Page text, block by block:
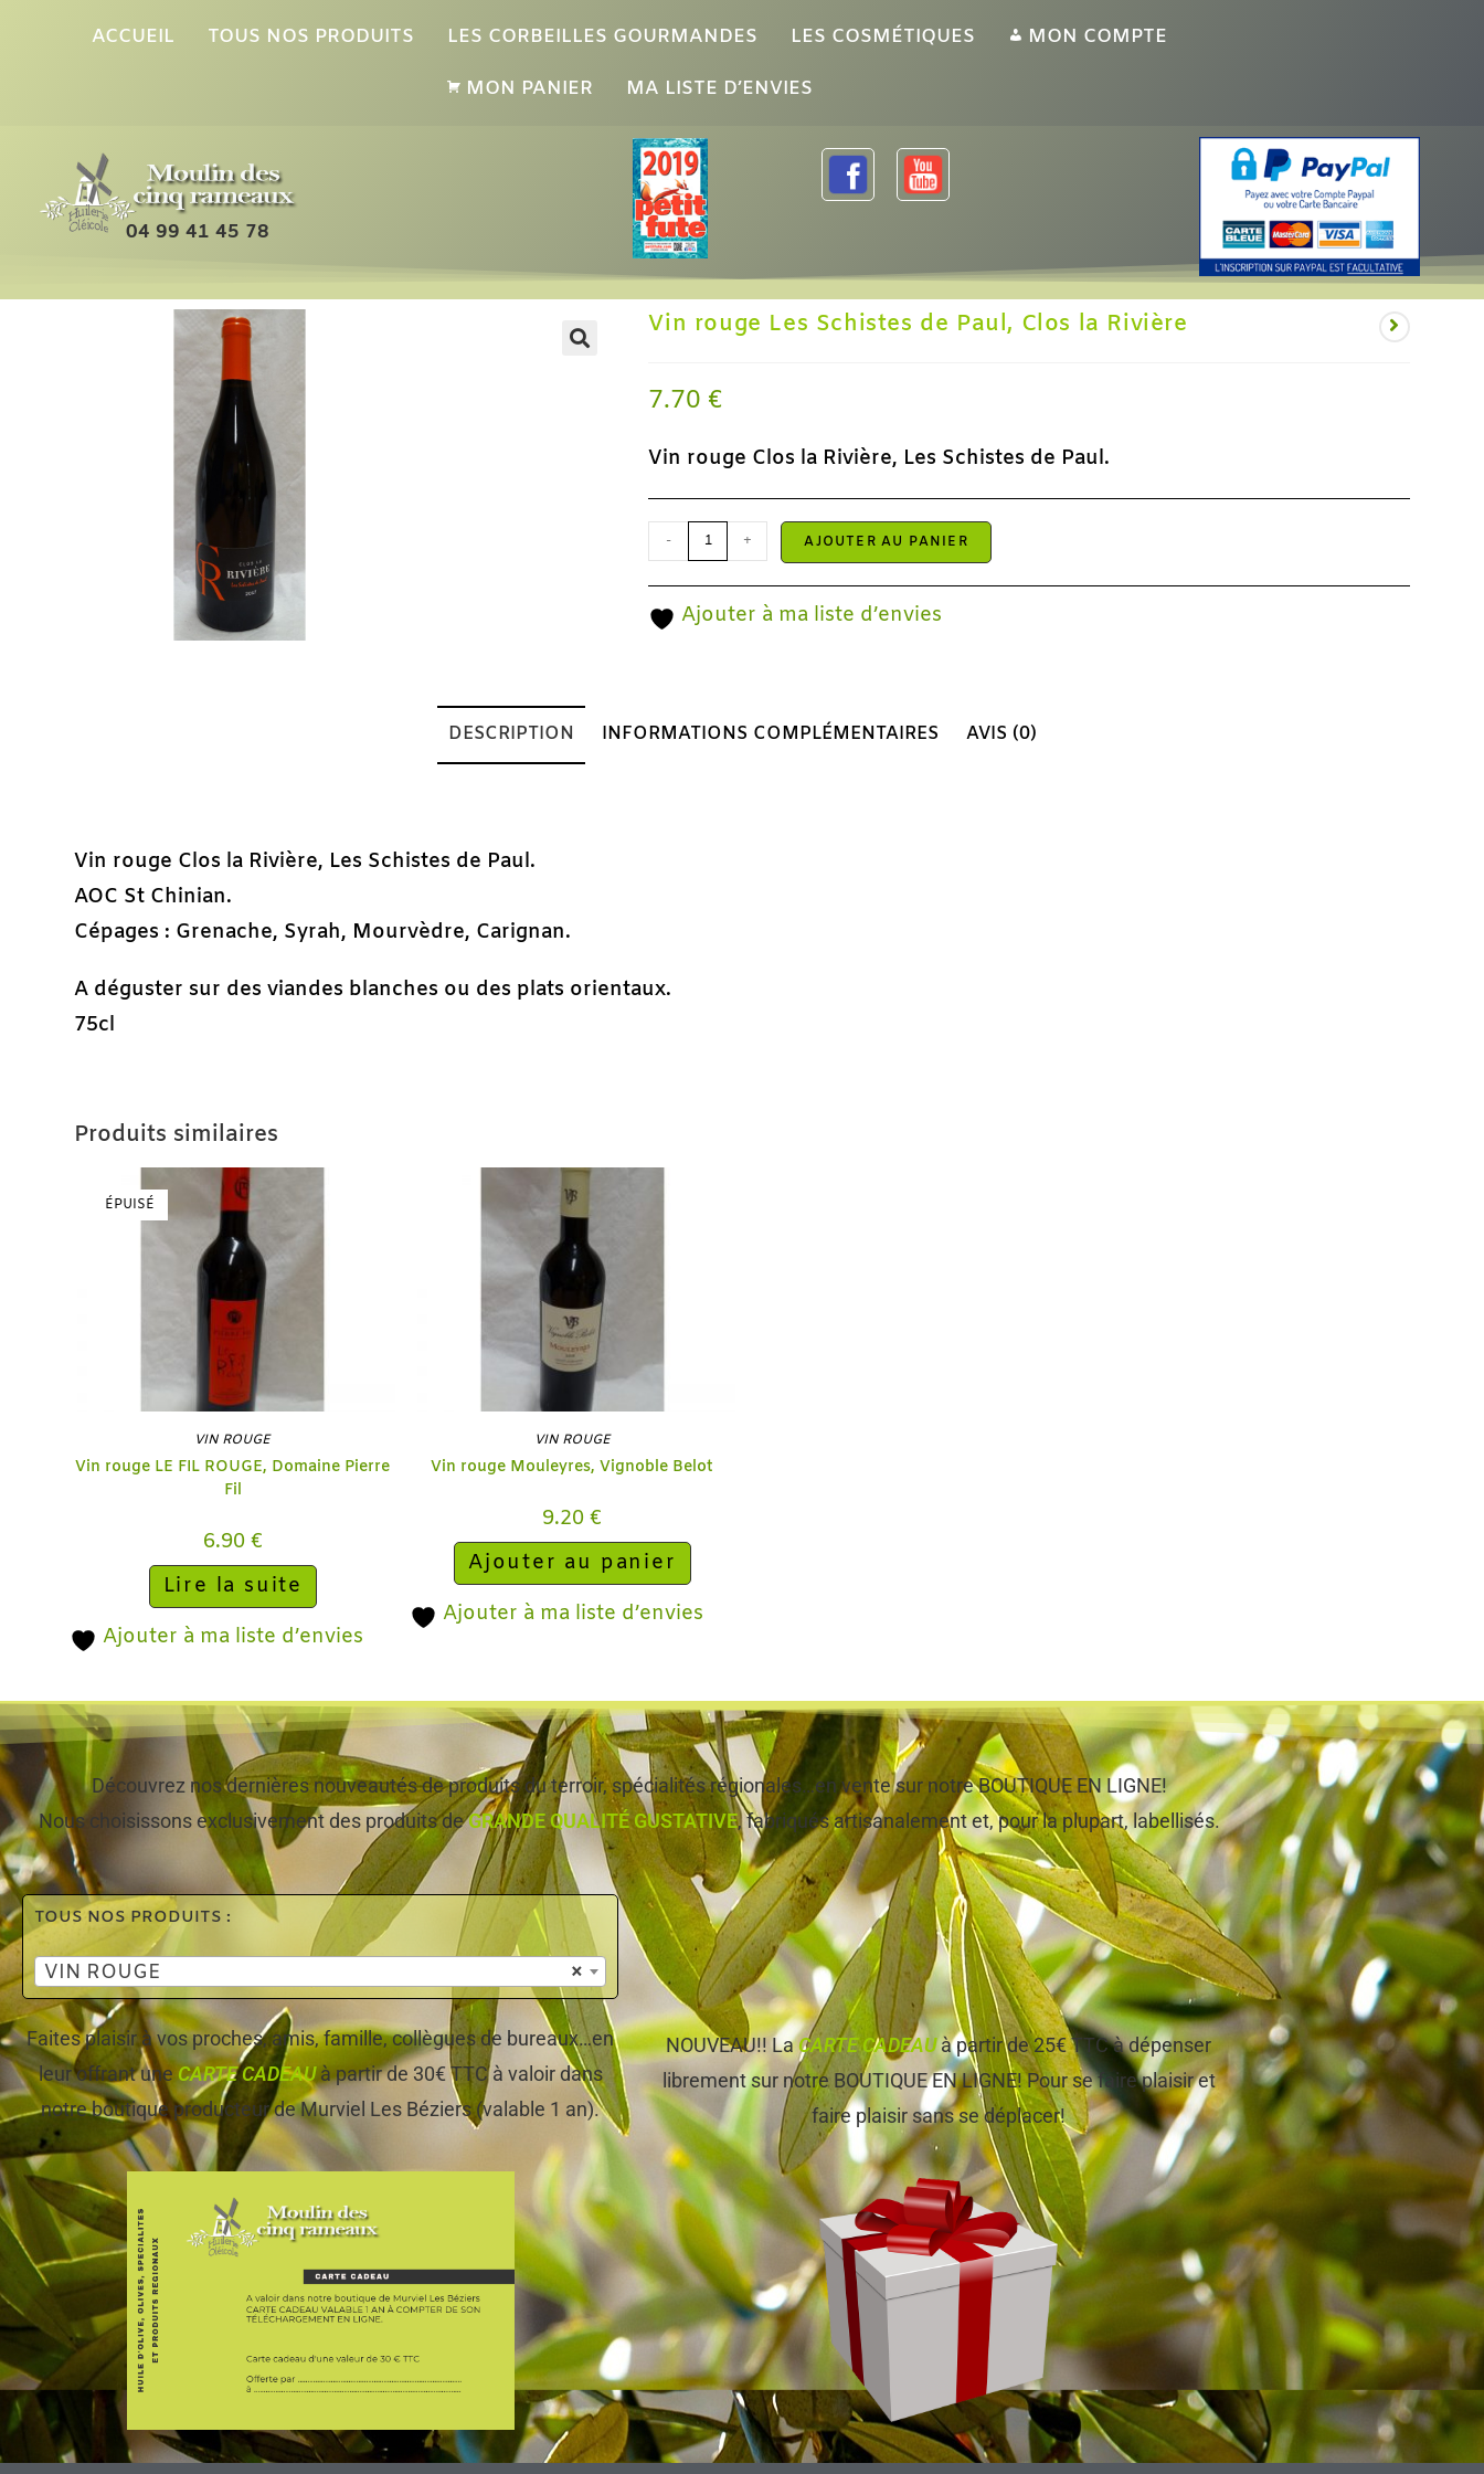
ACCUEIL TOUS NOS PRODUITS LES CORBEILLES GOURMANDES LES COSMÉTIQUES MON COMPTE
MON PANIER MA LISTE D’ENVIES
04 99 41 45 78
Vin rouge Les Schistes de Paul, Clos la Rivière
7.70 €
Vin rouge Clos la Rivière, Les Schistes de Paul.
- + AJOUTER AU PANIER
Ajouter à ma liste d’envies
DESCRIPTION INFORMATIONS COMPLÉMENTAIRES AVIS (0)
Vin rouge Clos la Rivière, Les Schistes de Paul.
AOC St Chinian.
Cépages : Grenache, Syrah, Mourvèdre, Carignan.
A déguster sur des viandes blanches ou des plats orientaux.
75cl
Produits similaires
ÉPUISÉ
VIN ROUGE
Vin rouge LE FIL ROUGE, Domaine Pierre
Fil
6.90 €
Lire la suite
Ajouter à ma liste d’envies
VIN ROUGE
Vin rouge Mouleyres, Vignoble Belot
9.20€
Ajouter au panier
Ajouter à ma liste d’envies
Découvrez nos dernières nouveautés de produits du terroir, spécialités régionales…en vente sur notre BOUTIQUE EN LIGNE!
Nous choisissons exclusivement des produits deGRANDE QUALITÉ GUSTATIVE, fabriqués artisanalement et, pour la plupart, labellisés.
TOUS NOS PRODUITS :
×
VIN ROUGE
Faites plaisir à vos proches, amis, famille, collègues de bureaux…en
leur offrant une CARTE CADEAUà partir de 30€ TTC à valoir dans
notre boutique producteur de Murviel Les Béziers (valable 1 an).
NOUVEAU!! LaCARTE CADEAUà partir de 25€ TTC à dépenser
librement sur notre BOUTIQUE EN LIGNE! Pour se faire plaisir et
faire plaisir sans se déplacer!